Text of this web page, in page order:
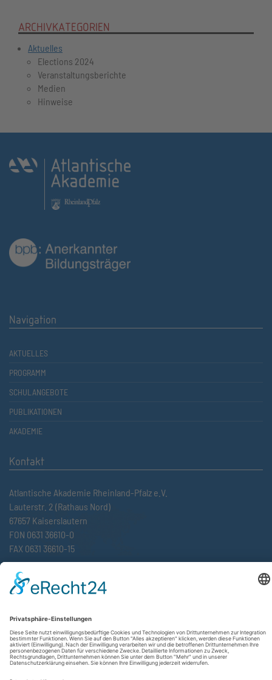
ARCHIVKATEGORIEN
Aktuelles
Elections 2024
Veranstaltungsberichte
Medien
Hinweise
Navigation
AKTUELLES
PROGRAMM
SCHULANGEBOTE
PUBLIKATIONEN
AKADEMIE
Kontakt
Atlantische Akademie Rheinland-Pfalz e.V.
Lauterstr. 2 (Rathaus Nord)
67657 Kaiserslautern
FON 0631 36610-0
FAX 0631 36610-15
©2026 Atlantische Akademie Rheinland-Pfalz e. V. |
Impressum|Datenschutzerklärung|AGB|Newsletter|
Cookie-Einstellungen